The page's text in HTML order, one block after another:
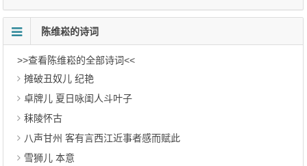
陈维崧的诗词
>>查看陈维崧的全部诗词<<
摊破丑奴儿 纪艳
卓牌儿 夏日咏闺人斗叶子
秣陵怀古
八声甘州 客有言西江近事者感而赋此
雪狮儿 本意